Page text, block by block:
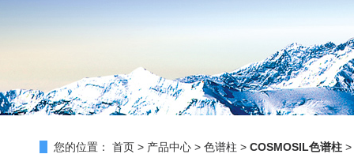
您的位置： 首页 > 产品中心 > 色谱柱 > COSMOSIL色谱柱 >